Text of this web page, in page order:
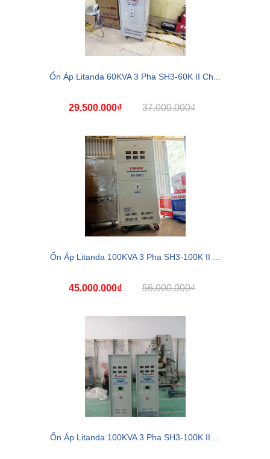
Ổn Áp Litanda 60KVA 3 Pha SH3-60K II Ch...
29.500.000₫ 37.000.000₫
Ổn Áp Litanda 100KVA 3 Pha SH3-100K II ...
45.000.000₫ 56.000.000₫
Ổn Áp Litanda 100KVA 3 Pha SH3-100K II ...